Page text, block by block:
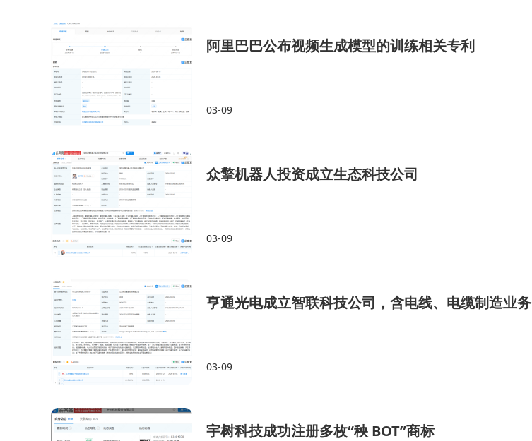
阿里巴巴公布视频生成模型的训练相关专利
03-09
众擎机器人投资成立生态科技公司
03-09
亨通光电成立智联科技公司，含电线、电缆制造业务
03-09
宇树科技成功注册多枚“秧 BOT”商标